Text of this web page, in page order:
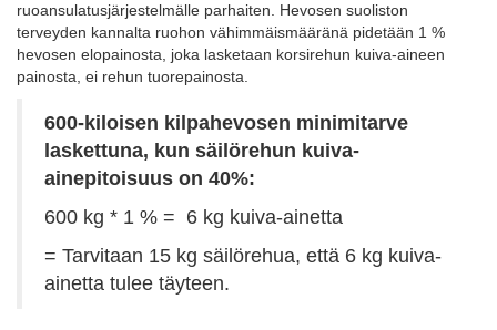
ruoansulatusjärjestelmälle parhaiten. Hevosen suoliston
terveyden kannalta ruohon vähimmäismääränä pidetään 1 %
hevosen elopainosta, joka lasketaan korsirehun kuiva-aineen
painosta, ei rehun tuorepainosta.
600-kiloisen kilpahevosen minimitarve
laskettuna, kun säilörehun kuiva-
ainepitoisuus on 40%:
600 kg * 1 % = 6 kg kuiva-ainetta
= Tarvitaan 15 kg säilörehua, että 6 kg kuiva-
ainetta tulee täyteen.